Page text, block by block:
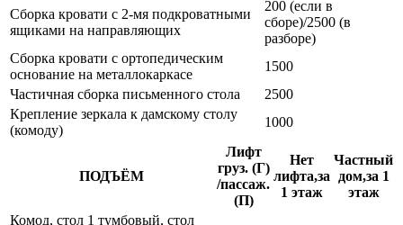
Сборка кровати с 2-мя подкроватными
ящиками на направляющих
200 (если в
сборе)/2500 (в
разборе)
Сборка кровати с ортопедическим
основание на металлокаркасе
1500
Частичная сборка письменного стола
2500
Крепление зеркала к дамскому столу
(комоду)
1000
ПОДЪЁМ
Лифт
груз. (Г)
/пассаж.
(П)
Нет
лифта,за
1 этаж
Частный
дом,за 1
этаж
Комод, стол 1 тумбовый, стол